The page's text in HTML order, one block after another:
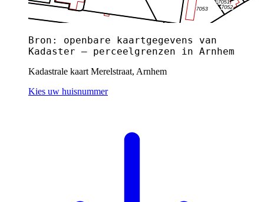
Bron: openbare kaartgegevens van
Kadaster — perceelgrenzen in Arnhem
Kadastrale kaart Merelstraat, Arnhem
Kies uw huisnummer